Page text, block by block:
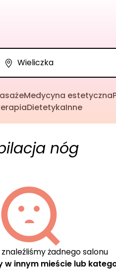
Medycyna estetyczna
DietetykaInne
nóg
żadnego salonu
w innym mieście lub